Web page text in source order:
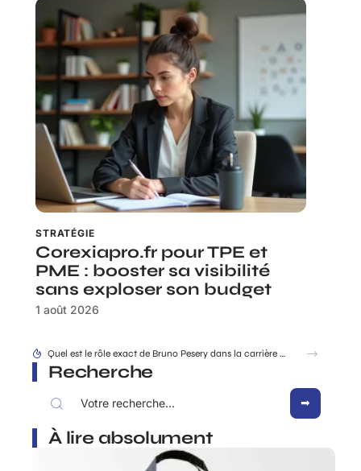
STRATÉGIE
Corexiapro.fr pour TPE et
PME : booster sa visibilité
sans exploser son budget
1 août 2026
Quel est le rôle exact de Bruno Pesery dans la carrière d’Isabelle Carré ?
Recherche
À lire absolument